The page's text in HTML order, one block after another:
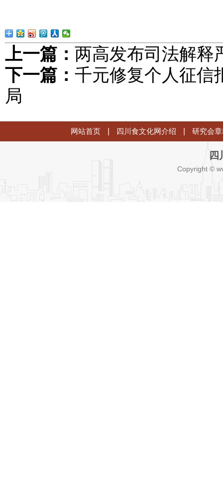
上一篇： 两高发布司法解释
下一篇： 千元修复个人征信
局
网站首页 四川食文化网介绍 研究会
Copyright ©